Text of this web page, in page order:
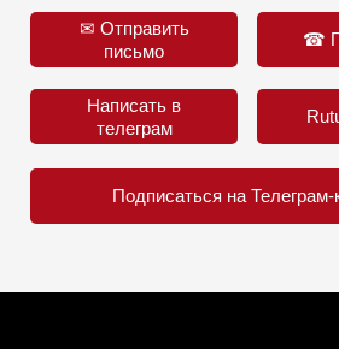
✉ Отправить
письмо
Написать в
телеграм
Подписаться на Телеграм-